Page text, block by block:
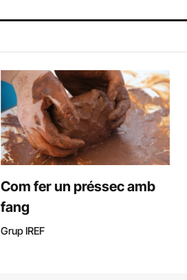
Com fer un préssec amb
fang
Grup IREF